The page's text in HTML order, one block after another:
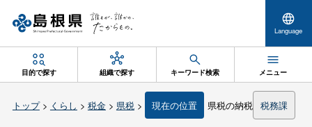
Language
目的で探す 組織で探す キーワード検索 メニュー
トップ> くらし > 税金> 県税> 現在の位置 県税の納税 税務課